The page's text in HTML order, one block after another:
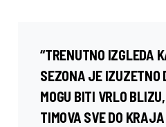
“TRENUTNO IZGLEDA
SEZONA JE IZUZETNO
MOGU BITI VRLO
TIMOVA SVE DO